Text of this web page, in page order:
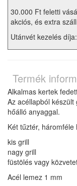
30.000 Ft feletti
akciós, és extra
Utánvét kezelés
Termék
Alkalmas kertek
Az acéllapból
hőálló anyaggal.
Két tűztér,
kis grill
nagy grill
füstölés vagy
Acél lemez 1 mm